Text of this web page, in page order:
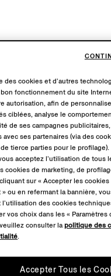
des cookies et d’autres
bon fonctionnement du site
autorisation, afin de
ciblées, analyse le
de ses campagnes
avec ses partenaires (via des
tierce parties pour le profilage).
acceptez l’utilisation de tous
cookies de marketing, de
sur « Accepter les
ou en refermant la bannière,
des cookies
vos choix dans les « Paramètres
consulter lapolitique des
.
Accepter Tous les